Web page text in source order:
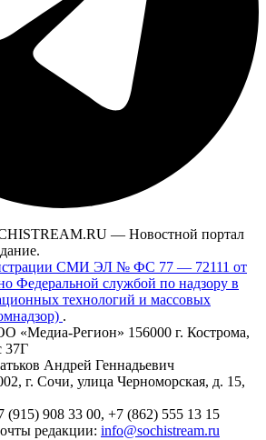
— Новостной портал
СМИ ЭЛ № ФС 77 — 72111 от
Федеральной службой по надзору в
технологий и массовых
.
«Медиа-Регион» 156000 г. Кострома,
37Г
Андрей Геннадьевич
г. Сочи, улица Черноморская, д. 15,
(915) 908 33 00, +7 (862) 555 13 15
редакции: info@sochistream.ru